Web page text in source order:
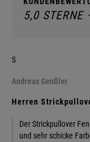
5,0 STERNE
S
Andreas Genßler
Herren
Der Strickpullover
und sehr schicke